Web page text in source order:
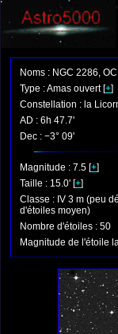
Noms : NGC 2286,
Type : Amas ouvert [+]
Constellation : la
AD : 6h 47.7'
Dec : −3° 09'
Magnitude : 7.5 [+]
Taille : 15.0' [+]
Classe : IV 3 m (peu
d'étoiles moyen)
Nombre d'étoiles : 50
Magnitude de l'étoile